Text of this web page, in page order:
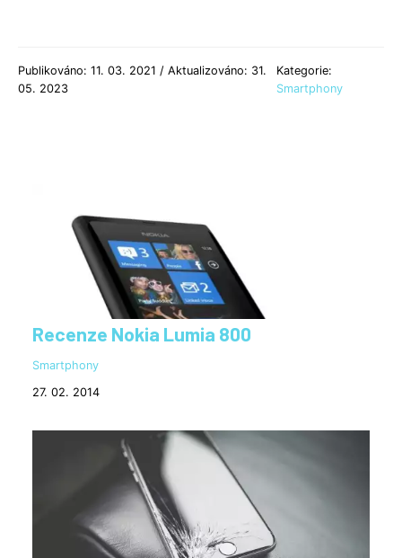
Publikováno: 11. 03. 2021 / Aktualizováno: 31.
05. 2023
Kategorie:
Smartphony
Recenze Nokia Lumia 800
Smartphony
27. 02. 2014